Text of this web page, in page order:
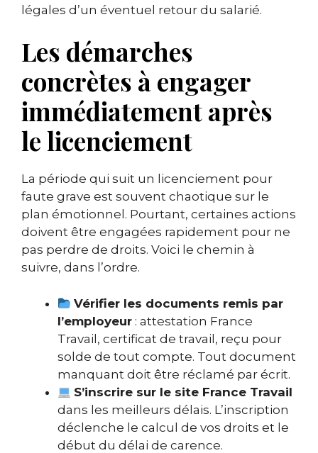
légales d’un éventuel retour du salarié.
Les démarches
concrètes à engager
immédiatement après
le licenciement
La période qui suit un licenciement pour
faute grave est souvent chaotique sur le
plan émotionnel. Pourtant, certaines actions
doivent être engagées rapidement pour ne
pas perdre de droits. Voici le chemin à
suivre, dans l’ordre.
Vérifier les documents remis par
l’employeur : attestation France
Travail, certificat de travail, reçu pour
solde de tout compte. Tout document
manquant doit être réclamé par écrit.
S’inscrire sur le site France Travail
dans les meilleurs délais. L’inscription
déclenche le calcul de vos droits et le
début du délai de carence.